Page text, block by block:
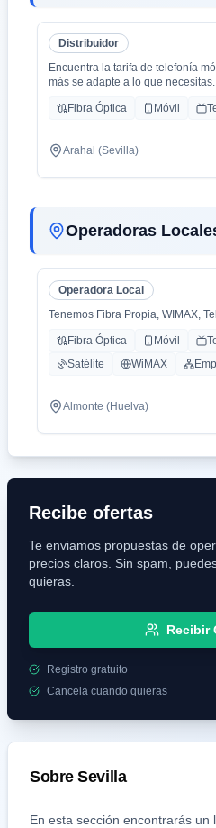
Distribuidor
Encuentra la tarifa de telefonía
más se adapte a lo que necesitas.
Fibra Óptica Móvil
Arahal (Sevilla)
Operadoras
Operadora Local
Tenemos Fibra Propia, WIMAX,
Fibra Óptica Móvil
Satélite
WiMAX
Almonte (Huelva)
Recibe ofertas
Te enviamos propuestas de
precios claros. Sin spam,
quieras.
Recibir
Registro gratuito
Cancela cuando quieras
SobreSevilla
En esta sección encontrarás un